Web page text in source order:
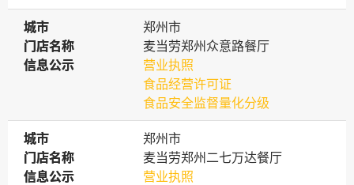
城市
城市
郑州市
门店名称
门店名称
麦当劳郑州众意路餐厅
信息公示
信息公示
营业执照
食品经营许可证
食品安全监督量化分级
城市
城市
郑州市
门店名称
门店名称
麦当劳郑州二七万达餐厅
信息公示
信息公示
营业执照